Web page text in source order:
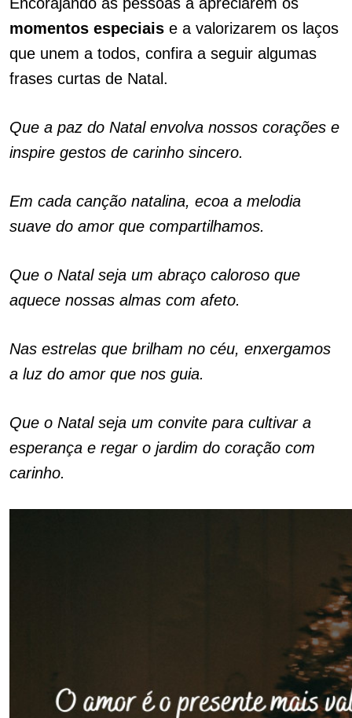
momentos especiais e a valorizarem os laços
que unem a todos, confira a seguir algumas
frases curtas de Natal.
Que a paz do Natal envolva nossos corações e
inspire gestos de carinho sincero.
Em cada canção natalina, ecoa a melodia
suave do amor que compartilhamos.
Que o Natal seja um abraço caloroso que
aquece nossas almas com afeto.
Nas estrelas que brilham no céu, enxergamos
a luz do amor que nos guia.
Que o Natal seja um convite para cultivar a
esperança e regar o jardim do coração com
carinho.